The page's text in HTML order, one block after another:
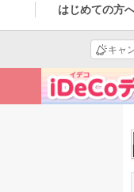
はじめての方
キャ